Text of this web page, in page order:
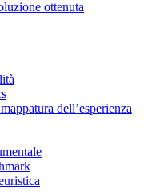
ottenuta
dell’esperienza